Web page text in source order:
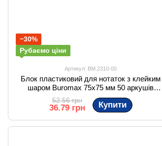
−30%
Рубаємо ціни
Артикул: BM.2310-00
Блок пластиковий для нотаток з клейким
шаром Buromax 75x75 мм 50 аркушів
прозорий
52.56 грн
36.79 грн Купити